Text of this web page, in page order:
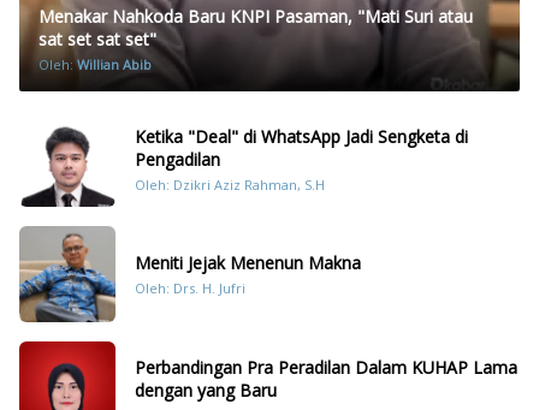
Menakar Nahkoda Baru KNPI Pasaman, "Mati Suri atau
sat set sat set"
Oleh:Willian Abib
Ketika "Deal" di WhatsApp Jadi Sengketa di
Pengadilan
Oleh: Dzikri Aziz Rahman, S.H
Meniti Jejak Menenun Makna
Oleh: Drs. H. Jufri
Perbandingan Pra Peradilan Dalam KUHAP Lama
dengan yang Baru